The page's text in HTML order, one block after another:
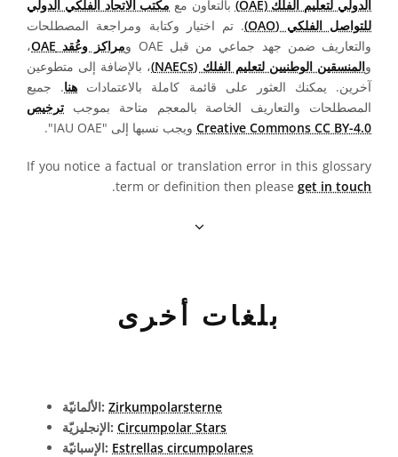
الدولي لتعليم الفلك (OAE)
بالتعاون مع مكتب الاتحاد الفلكي الدولي
للتواصل الفلكي (OAO)
. تم اختيار وكتابة ومراجعة المصطلحات
والتعاريف ضمن جهد جماعي من قبل OAE و
مراكز وعُقد OAE
،
والمنسقين الوطنيين لتعليم الفلك (NAECs)
، بالإضافة إلى متطوعين
آخرين. يمكنك العثور على قائمة كاملة بالاعتمادات هنا. جميع
المصطلحات والتعاريف الخاصة بالمعجم متاحة بموجب ترخيص
Creative Commons CC BY-4.0 ويجب نسبها إلى "IAU OAE".
If you notice a factual or translation error in this glossary
term or definition then please get in touch
.
بلغات أخرى
الألمانيّة: Zirkumpolarsterne
الإنجليزيّة: Circumpolar Stars
الإسبانيّة: Estrellas circumpolares